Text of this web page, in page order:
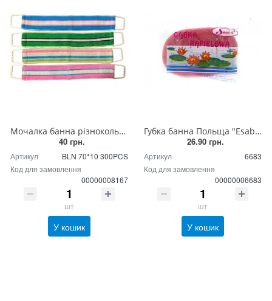
Мочалка банна різнокольорова смугаста з пластиковими ручками, 700 х 100 мм
40 грн.
Артикул
BLN 70*10 300PCS
Код для замовлення
00000008167
шт
У кошик
Губка банна Польща "Esabel" Gbka k?pielowa 150*90*50
26.90 грн.
Артикул
6683
Код для замовлення
00000006683
шт
У кошик